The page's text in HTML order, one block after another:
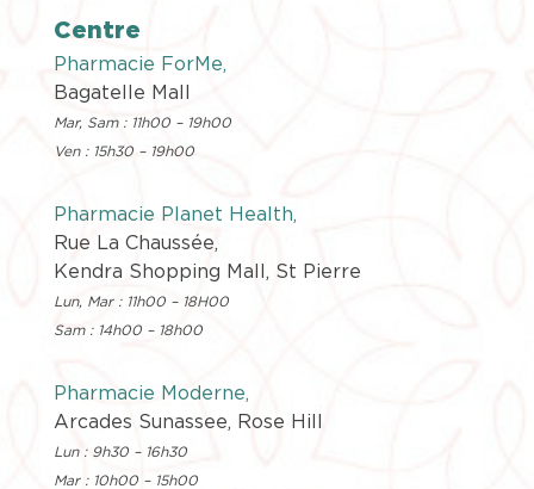
Centre
Pharmacie ForMe,
Bagatelle Mall
Mar, Sam : 11h00 – 19h00
Ven : 15h30 – 19h00
Pharmacie Planet Health,
Rue La Chaussée,
Kendra Shopping Mall, St Pierre
Lun, Mar : 11h00 – 18H00
Sam : 14h00 – 18h00
Pharmacie Moderne,
Arcades Sunassee, Rose Hill
Lun : 9h30 – 16h30
Mar : 10h00 – 15h00